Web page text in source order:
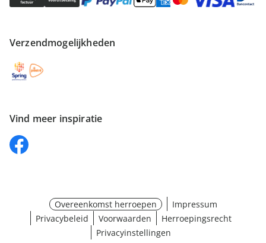
Verzendmogelijkheden
Vind meer inspiratie
Overeenkomst herroepen
Impressum
Privacybeleid
Voorwaarden
Herroepingsrecht
Privacyinstellingen